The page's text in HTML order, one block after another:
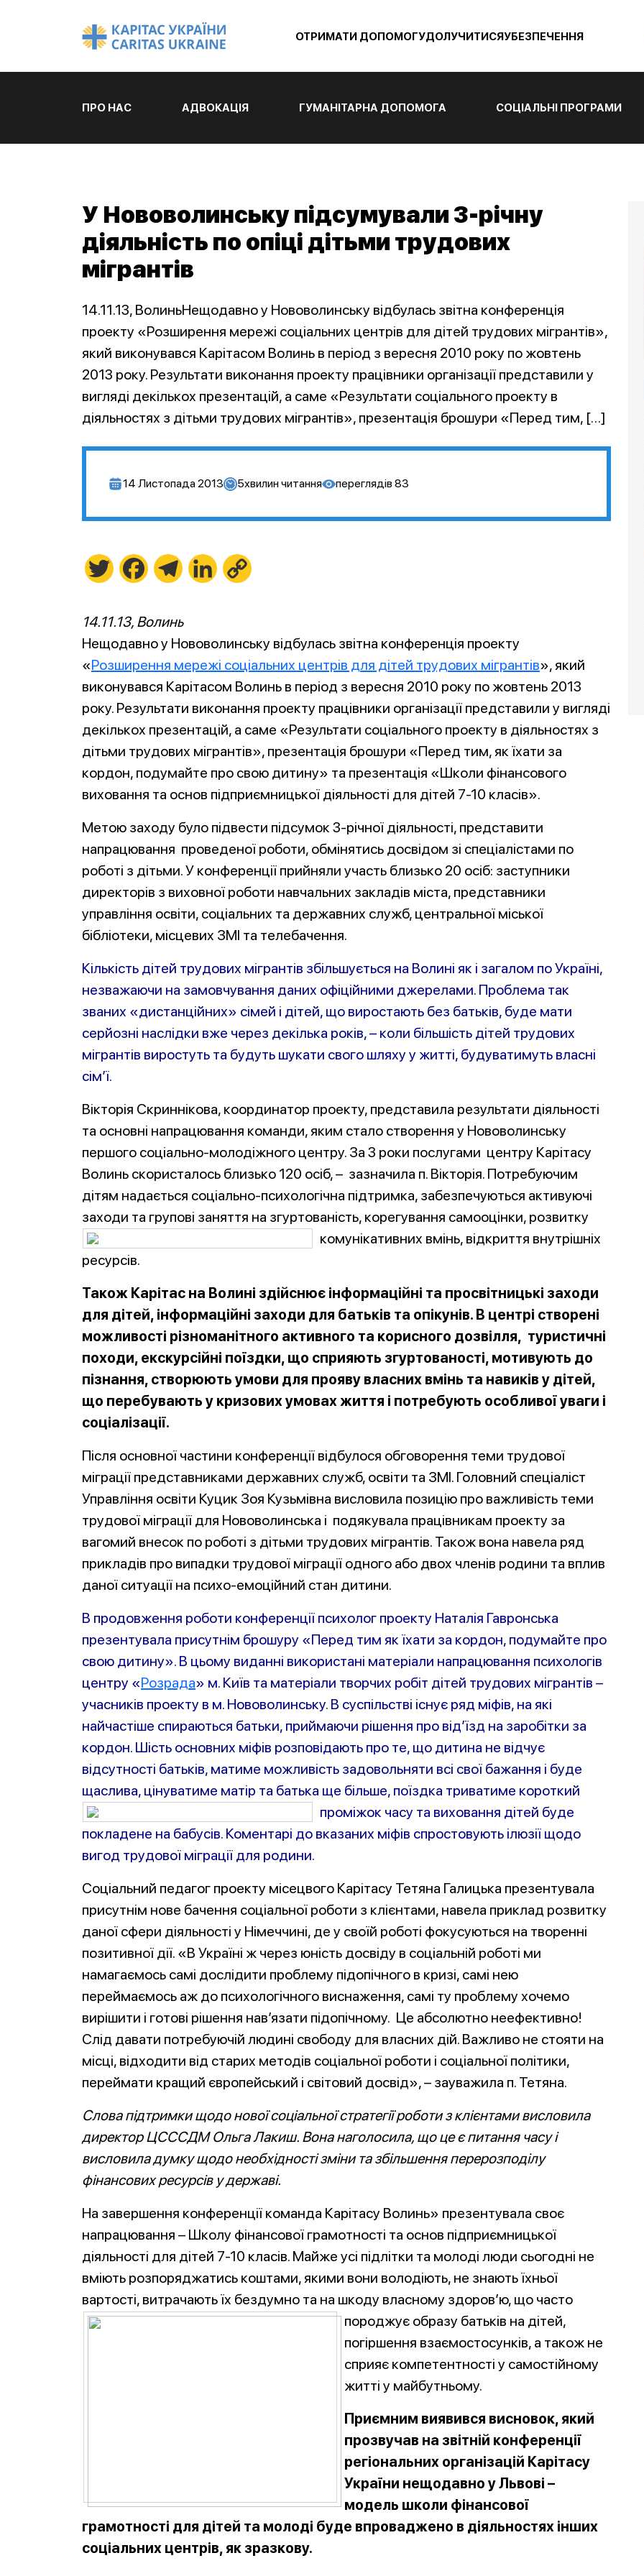
ОТРИМАТИ ДОПОМОГУДОЛУЧИТИСЯУБЕЗПЕЧЕННЯ
ПРО НАС АДВОКАЦІЯ ГУМАНІТАРНА ДОПОМОГА СОЦІАЛЬНІ ПРОГРАМИ
У Нововолинську підсумували 3-річну
діяльність по опіці дітьми трудових
мігрантів
14.11.13, ВолиньНещодавно у Нововолинську відбулась звітна конференція
проекту «Розширення мережі соціальних центрів для дітей трудових мігрантів»,
який виконувався Карітасом Волинь в період з вересня 2010 року по жовтень
2013 року. Результати виконання проекту працівники організації представили у
вигляді декількох презентацій, а саме «Результати соціального проекту в
діяльностях з дітьми трудових мігрантів», презентація брошури «Перед тим, […]
14 Листопада 2013 5хвилин читання переглядів 83
Twitter FacebookTelegramLinkedIn
14.11.13, Волинь
Нещодавно у Нововолинську відбулась звітна конференція проекту
«Розширення мережі соціальних центрів для дітей трудових мігрантів», який
виконувався Карітасом Волинь в період з вересня 2010 року по жовтень 2013
року. Результати виконання проекту працівники організації представили у вигляді
декількох презентацій, а саме «Результати соціального проекту в діяльностях з
дітьми трудових мігрантів», презентація брошури «Перед тим, як їхати за
кордон, подумайте про свою дитину» та презентація «Школи фінансового
виховання та основ підприємницької діяльності для дітей 7-10 класів».
Метою заходу було підвести підсумок 3-річної діяльності, представити
напрацювання проведеної роботи, обмінятись досвідом зі спеціалістами по
роботі з дітьми. У конференції прийняли участь близько 20 осіб: заступники
директорів з виховної роботи навчальних закладів міста, представники
управління освіти, соціальних та державних служб, центральної міської
бібліотеки, місцевих ЗМІ та телебачення.
Кількість дітей трудових мігрантів збільшується на Волині як і загалом по Україні,
незважаючи на замовчування даних офіційними джерелами. Проблема так
званих «дистанційних» сімей і дітей, що виростають без батьків, буде мати
серйозні наслідки вже через декілька років, – коли більшість дітей трудових
мігрантів виростуть та будуть шукати свого шляху у житті, будуватимуть власні
сім’ї.
Вікторія Скриннікова, координатор проекту, представила результати діяльності
та основні напрацювання команди, яким стало створення у Нововолинську
першого соціально-молодіжного центру. За 3 роки послугами центру Карітасу
Волинь скористалось близько 120 осіб, – зазначила п. Вікторія. Потребуючим
дітям надається соціально-психологічна підтримка, забезпечуються активуючі
заходи та групові заняття на згуртованість, корегування самооцінки, розвитку
комунікативних вмінь, відкриття внутрішніх
ресурсів.
Також Карітас на Волині здійснює інформаційні та просвітницькі заходи
для дітей, інформаційні заходи для батьків та опікунів. В центрі створені
можливості різноманітного активного та корисного дозвілля, туристичні
походи, екскурсійні поїздки, що сприяють згуртованості, мотивують до
пізнання, створюють умови для прояву власних вмінь та навиків у дітей,
що перебувають у кризових умовах життя і потребують особливої уваги і
соціалізації.
Після основної частини конференції відбулося обговорення теми трудової
міграції представниками державних служб, освіти та ЗМІ. Головний спеціаліст
Управління освіти Куцик Зоя Кузьмівна висловила позицію про важливість теми
трудової міграції для Нововолинська і подякувала працівникам проекту за
вагомий внесок по роботі з дітьми трудових мігрантів. Також вона навела ряд
прикладів про випадки трудової міграції одного або двох членів родини та вплив
даної ситуації на психо-емоційний стан дитини.
В продовження роботи конференції психолог проекту Наталія Гавронська
презентувала присутнім брошуру «Перед тим як їхати за кордон, подумайте про
свою дитину». В цьому виданні використані матеріали напрацювання психологів
центру «Розрада» м. Київ та матеріали творчих робіт дітей трудових мігрантів –
учасників проекту в м. Нововолинську. В суспільстві існує ряд міфів, на які
найчастіше спираються батьки, приймаючи рішення про від’їзд на заробітки за
кордон. Шість основних міфів розповідають про те, що дитина не відчує
відсутності батьків, матиме можливість задовольняти всі свої бажання і буде
щаслива, цінуватиме матір та батька ще більше, поїздка триватиме короткий
проміжок часу та виховання дітей буде
покладене на бабусів. Коментарі до вказаних міфів спростовують ілюзії щодо
вигод трудової міграції для родини.
Соціальний педагог проекту місецвого Карітасу Тетяна Галицька презентувала
присутнім нове бачення соціальної роботи з клієнтами, навела приклад розвитку
даної сфери діяльності у Німеччині, де у своїй роботі фокусуються на творенні
позитивної дії. «В Україні ж через юність досвіду в соціальній роботі ми
намагаємось самі дослідити проблему підопічного в кризі, самі нею
переймаємось аж до психологічного виснаження, самі ту проблему хочемо
вирішити і готові рішення нав’язати підопічному. Це абсолютно неефективно!
Слід давати потребуючій людині свободу для власних дій. Важливо не стояти на
місці, відходити від старих методів соціальної роботи і соціальної політики,
переймати кращий європейський і світовий досвід», – зауважила п. Тетяна.
Слова підтримки щодо нової соціальної стратегії роботи з клієнтами висловила
директор ЦСССДМ Ольга Лакиш. Вона наголосила, що це є питання часу і
висловила думку щодо необхідності зміни та збільшення перерозподілу
фінансовихресурсів у державі.
На завершення конференції команда Карітасу Волинь» презентувала своє
напрацювання – Школу фінансової грамотності та основ підприємницької
діяльності для дітей 7-10 класів. Майже усі підлітки та молоді люди сьогодні не
вміють розпоряджатись коштами, якими вони володіють, не знають їхньої
вартості, витрачають їх бездумно та на шкоду власному здоров’ю, що часто
породжує образу батьків на дітей,
погіршення взаємостосунків, а також не
сприяє компетентності у самостійному
житті у майбутньому.
Приємним виявився висновок, який
прозвучав на звітній конференції
регіональних організацій Карітасу
України нещодавно у Львові –
модель школи фінансової
грамотності для дітей та молоді буде впроваджено в діяльностях інших
соціальних центрів, як зразкову.